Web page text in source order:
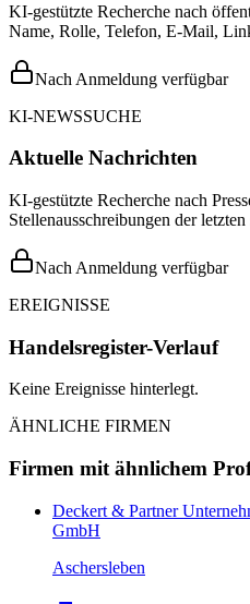
KI-gestützte Recherche nach
Name, Rolle, Telefon, E-Mail,
Nach Anmeldung verfügbar
KI-NEWSSUCHE
Aktuelle Nachrichten
KI-gestützte Recherche nach
Stellenausschreibungen der
Nach Anmeldung verfügbar
EREIGNISSE
Handelsregister-Verlauf
Keine Ereignisse hinterlegt.
ÄHNLICHE FIRMEN
Firmen mit ähnlichem
Deckert & Partner
GmbH
Aschersleben